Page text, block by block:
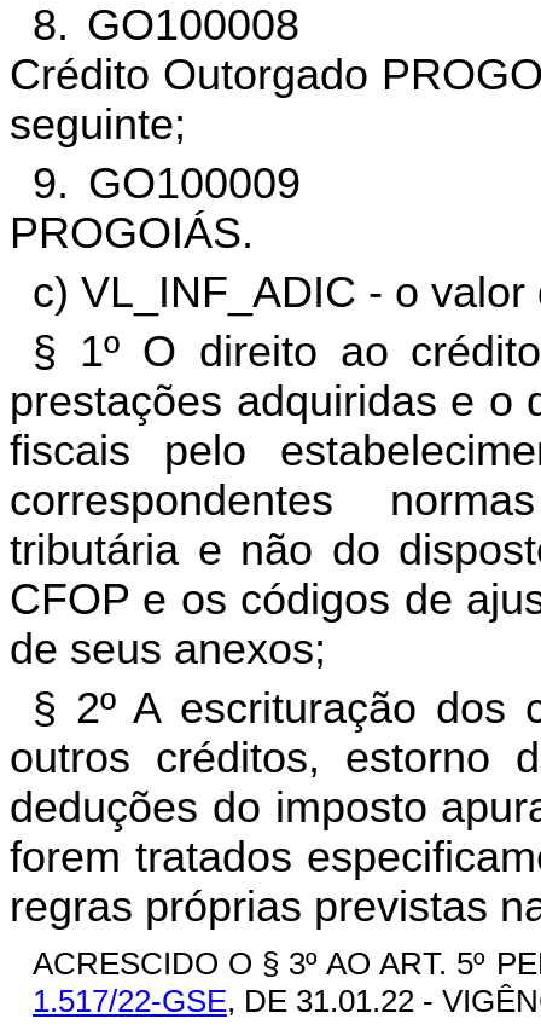
8. GO100008
Crédito Outorgado
seguinte;
9. GO100009
PROGOIÁS.
c) VL_INF_ADIC - o
§ 1º O direito ao
prestações adquiridas e o
fiscais pelo
correspondentes
tributária e não do
CFOP e os códigos de
de seus anexos;
§ 2º A escrituração dos
outros créditos, estorno
deduções do imposto
forem tratados
regras próprias previstas
ACRESCIDO O § 3º AO ART. 5º
1.517/22-GSE, DE 31.01.22 -